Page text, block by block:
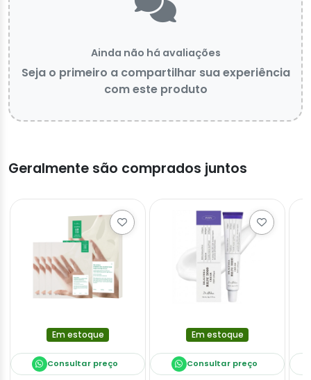
Ainda não há avaliações
Seja o primeiro a compartilhar sua experiência
com este produto
Geralmente são comprados juntos
Em estoque
Consultar preço
Em estoque
Consultar preço